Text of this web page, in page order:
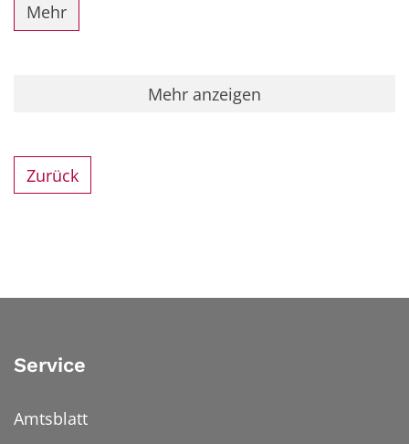
Mehr
Mehr anzeigen
Zurück
Service
Amtsblatt